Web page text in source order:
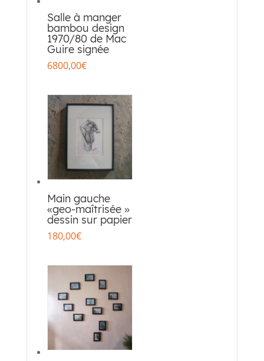
Salle à manger
bambou design
1970/80 de Mac
Guire signée
6800,00€
Main gauche
«geo-maîtrisée »
dessin sur papier
180,00€